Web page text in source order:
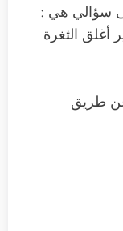
سؤالي هي :
أغلق الثغرة
عن طريق